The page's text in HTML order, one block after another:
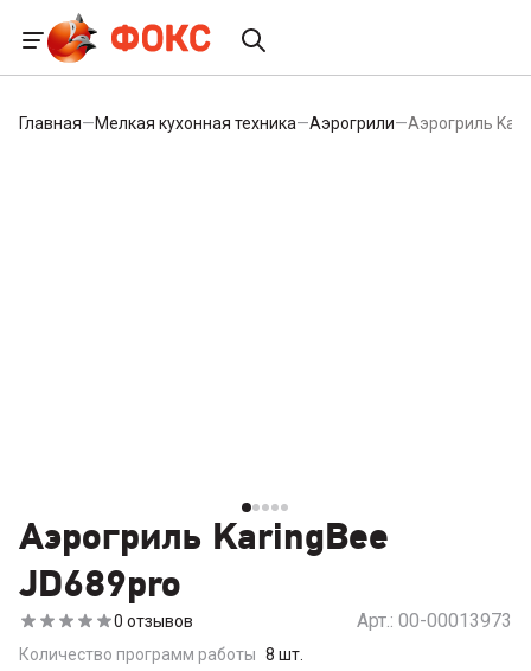
Главная—Мелкая кухонная техника—Аэрогрили—Аэрогриль
Аэрогриль KaringBee
JD689pro
0 отзывов Арт.: 00-00013973
Количество программ работы 8 шт.